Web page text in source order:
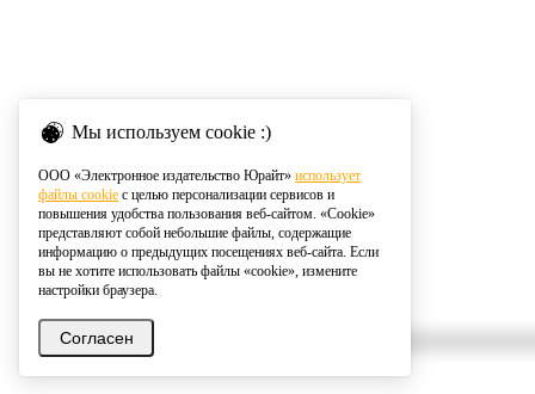
Мы используем cookie :)
ООО «Электронное издательство Юрайт» использует
файлы cookie с целью персонализации сервисов и
повышения удобства пользования веб-сайтом. «Cookie»
представляют собой небольшие файлы, содержащие
информацию о предыдущих посещениях веб-сайта. Если
вы не хотите использовать файлы «cookie», измените
настройки браузера.
Согласен